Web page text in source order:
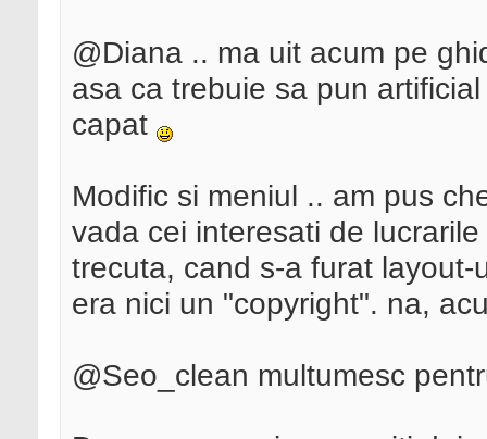
@Diana .. ma uit acum pe
asa ca trebuie sa pun
capat
Modific si meniul .. am pus
vada cei interesati de
trecuta, cand s-a furat
era nici un "copyright". na,
@Seo_clean multumesc